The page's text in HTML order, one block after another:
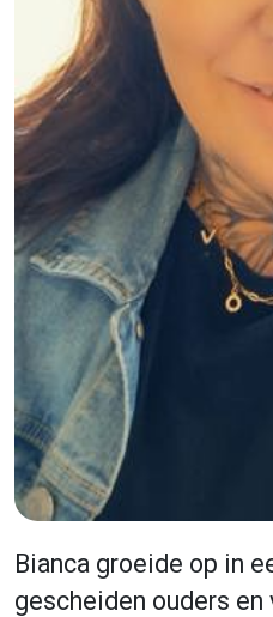
Bianca groeide op in
gescheiden ouders en